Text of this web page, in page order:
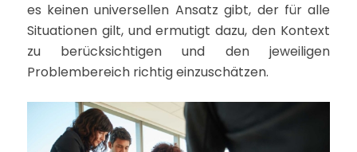
es keinen universellen Ansatz gibt, der für alle
Situationen gilt, und ermutigt dazu, den Kontext
zu berücksichtigen und den jeweiligen
Problembereich richtig einzuschätzen.